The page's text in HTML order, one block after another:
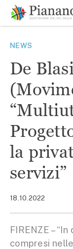
contenuto
NEWS
De
la
servizi”
18.10.2022
FIRENZE –
compresi